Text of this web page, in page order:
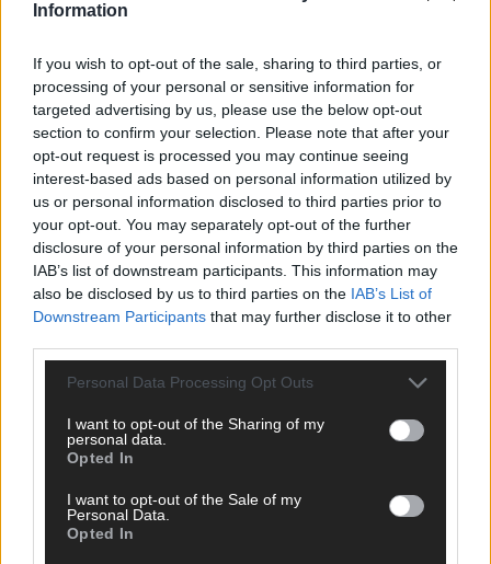
Information
If you wish to opt-out of the sale, sharing to third parties, or
processing of your personal or sensitive information for
targeted advertising by us, please use the below opt-out
section to confirm your selection. Please note that after your
opt-out request is processed you may continue seeing
interest-based ads based on personal information utilized by
us or personal information disclosed to third parties prior to
your opt-out. You may separately opt-out of the further
disclosure of your personal information by third parties on the
IAB’s list of downstream participants. This information may
also be disclosed by us to third parties on the IAB’s List of
Downstream Participants that may further disclose it to other
Personal Data Processing Opt Outs
I want to opt-out of the Sharing of my
personal data.
Opted In
I want to opt-out of the Sale of my
Personal Data.
Opted In
SCHNELL ZUM RESSORT
Nachrichten
Wirtschaft
Ratgeber